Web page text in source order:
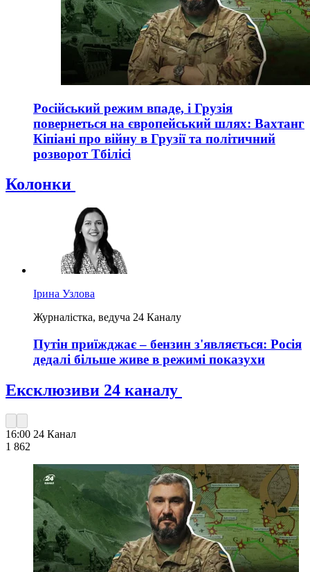
Російський режим впаде, і Грузія
повернеться на європейський шлях: Вахтанг
Кіпіані про війну в Грузії та політичний
розворот Тбілісі
Колонки
Ірина Узлова
Журналістка, ведуча 24 Каналу
Путін приїжджає – бензин з'являється: Росія
дедалі більше живе в режимі показухи
Ексклюзиви 24 каналу
16:00 24 Канал
1 862